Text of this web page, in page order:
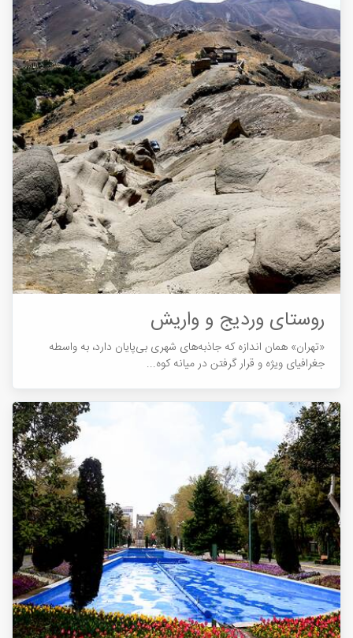
روستای وردیج و واریش
«تهران» همان اندازه که جاذبه‎های شهری بی‌پایان دارد، به واسطه
جغرافیای ویژه و قرار گرفتن در میانه کوه...